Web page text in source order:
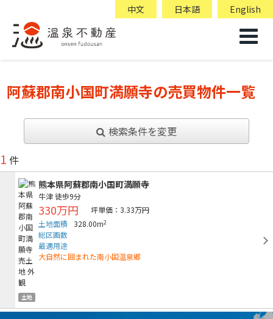
中文 日本語 English
阿蘇郡南小国町満願寺の売買物件一覧
検索条件を変更
1 件
土地
熊本県阿蘇郡南小国町満願寺
牛津徒歩9分
330万円
坪単価：3.33万円
土地面積
328.00m2
総区画数
最適用途
大自然に囲まれた南小国温泉郷